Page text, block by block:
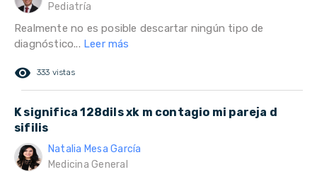
Pediatría
Realmente no es posible descartar ningún tipo de
diagnóstico... Leer más
remove_red_eye 333 vistas
K significa 128dils xk m contagio mi pareja d
sifilis
Natalia Mesa García
Medicina General